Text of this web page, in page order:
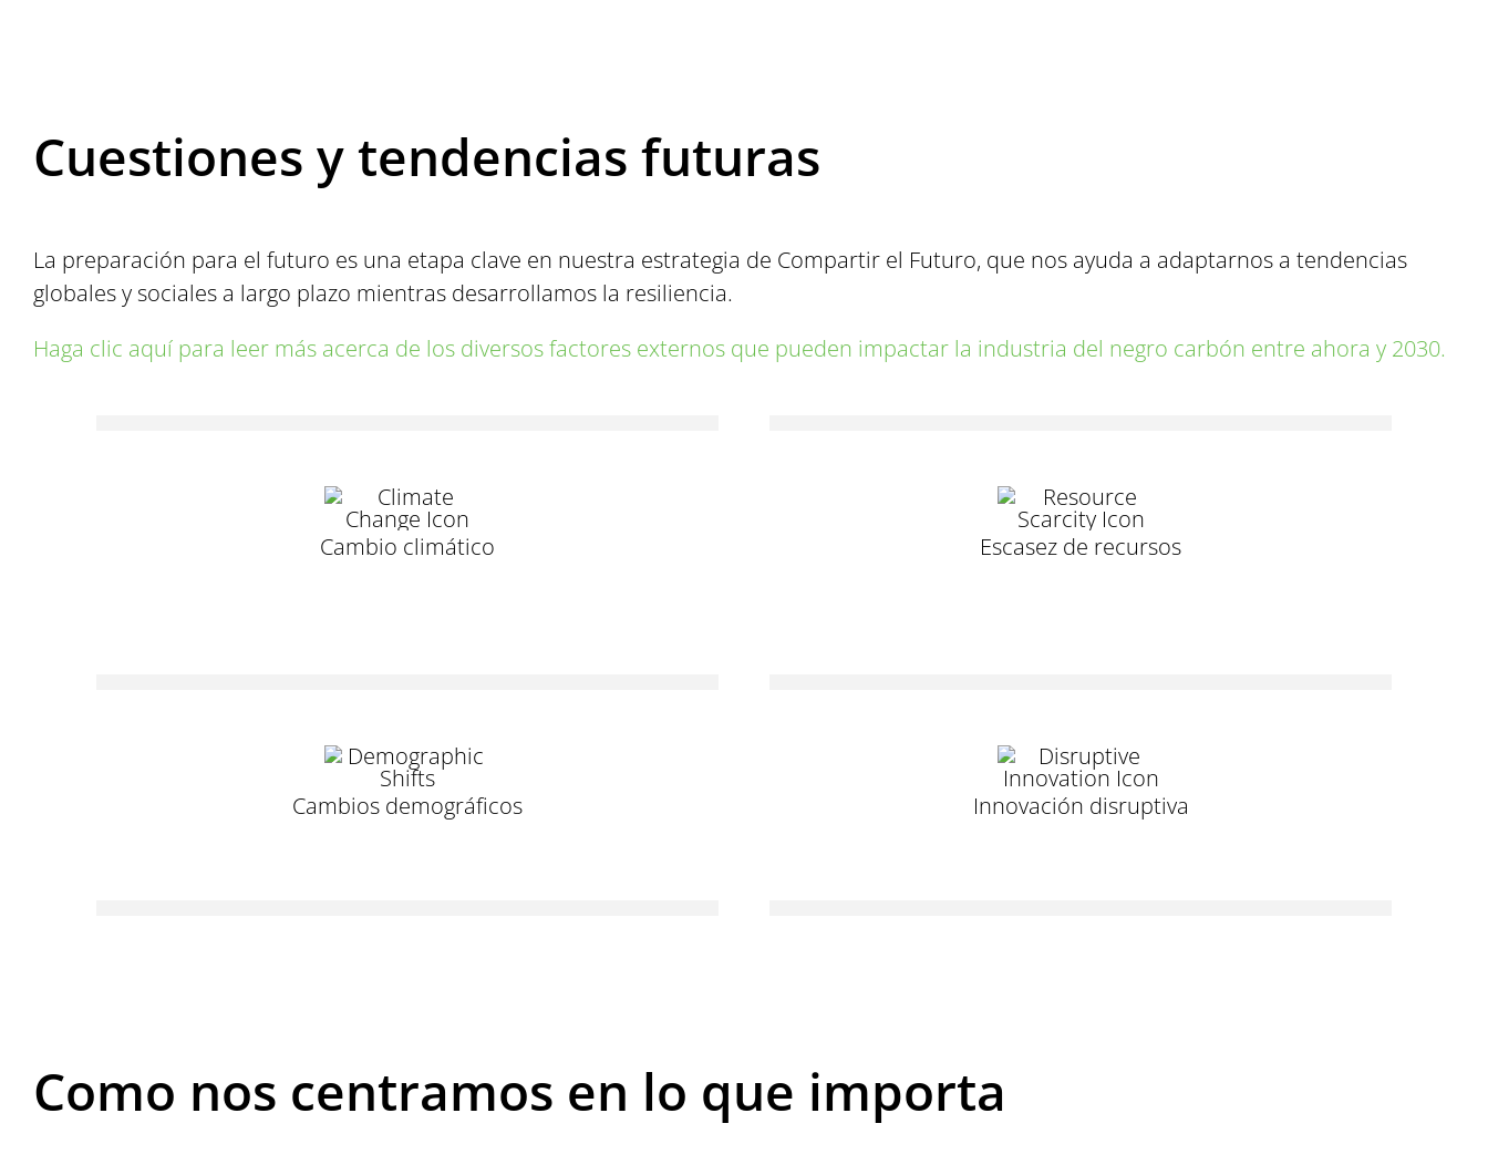
Cuestiones y tendencias futuras
La preparación para el futuro es una etapa clave en nuestra estrategia de Compartir el Futuro, que nos ayuda a adaptarnos a tendencias
globales y sociales a largo plazo mientras desarrollamos la resiliencia.
Haga clic aquí para leer más acerca de los diversos factores externos que pueden impactar la industria del negro carbón entre ahora y 2030.
Cambio climático Escasez de recursos
Cambios demográficos Innovación disruptiva
Como nos centramos en lo que importa